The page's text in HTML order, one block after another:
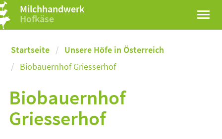
Milchhandwerk
Hofkäse
Startseite
Unsere Höfe in Österreich
Biobauernhof Griesserhof
Biobauernhof
Griesserhof